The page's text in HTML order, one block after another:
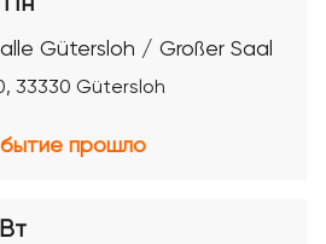
Gütersloh / Großer Saal
33330 Gütersloh
прошло